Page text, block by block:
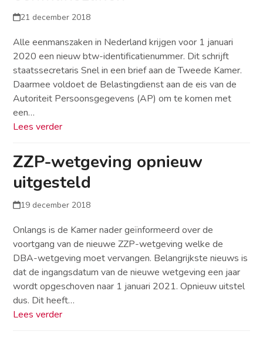
21 december 2018
Alle eenmanszaken in Nederland krijgen voor 1 januari
2020 een nieuw btw-identificatienummer. Dit schrijft
staatssecretaris Snel in een brief aan de Tweede Kamer.
Daarmee voldoet de Belastingdienst aan de eis van de
Autoriteit Persoonsgegevens (AP) om te komen met
een…
Lees verder
ZZP-wetgeving opnieuw
uitgesteld
19 december 2018
Onlangs is de Kamer nader geïnformeerd over de
voortgang van de nieuwe ZZP-wetgeving welke de
DBA-wetgeving moet vervangen. Belangrijkste nieuws is
dat de ingangsdatum van de nieuwe wetgeving een jaar
wordt opgeschoven naar 1 januari 2021. Opnieuw uitstel
dus. Dit heeft…
Lees verder